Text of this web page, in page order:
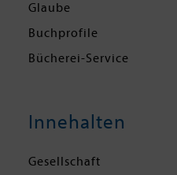
Glaube
Buchprofile
Bücherei-Service
Innehalten
Gesellschaft